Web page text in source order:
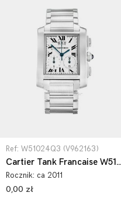
Ref: W51024Q3 (V962163)
Cartier Tank Francaise W51024Q3
Rocznik: ca 2011
0,00 zł